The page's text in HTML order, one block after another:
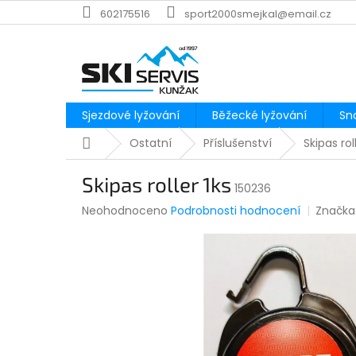
na
602175516 sport2000smejkal@email.cz
Sjezdové lyžování Běžecké lyžování
DomůOstatní Příslušenství Skipas
Skipas roller 1ks 150236
Průměrné
Neohodnoceno Podrobnosti hodnocení